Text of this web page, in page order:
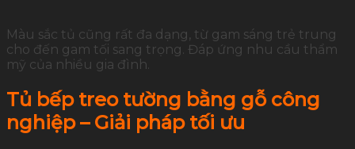
Màu sắc tủ cũng rất đa dạng, từ gam sáng trẻ trung
cho đến gam tối sang trọng. Đáp ứng nhu cầu thẩm
mỹ của nhiều gia đình.
Tủ bếp treo tường bằng gỗ công
nghiệp – Giải pháp tối ưu